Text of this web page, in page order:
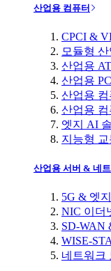
산업용 컴퓨터
CPCI &
모듈형
산업용
산업용
산업용
산업용 컴
엣지 AI
지능형
산업용 서버 & 네
5G & 엣
NIC 이더
SD-WAN
WISE-
네트워크